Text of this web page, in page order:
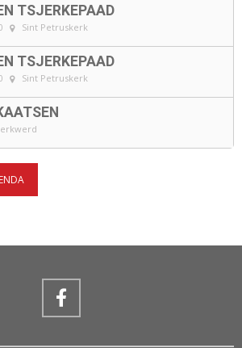
TSJERKEPAAD
Sint Petruskerk
TSJERKEPAAD
Sint Petruskerk